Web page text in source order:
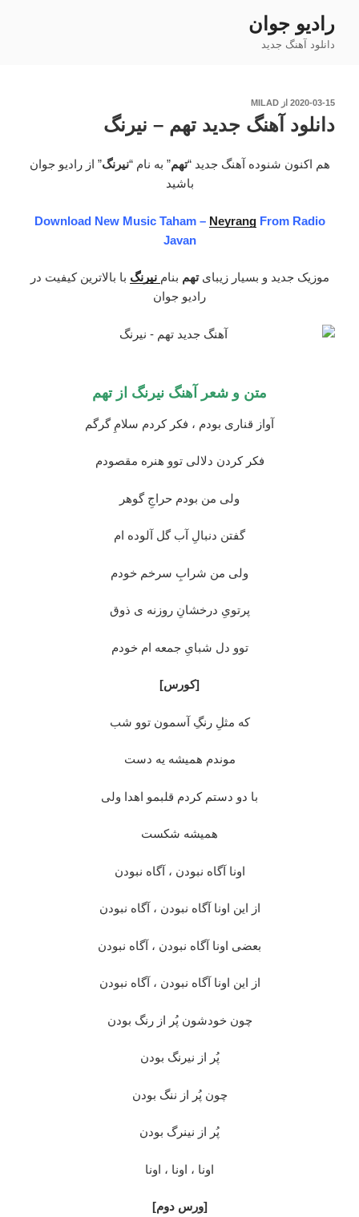
محتوا
رادیو جوان
دانلود آهنگ جدید
نوشته‌شده
2020-03-15 از MILAD
دانلود آهنگ جدید تهم – نیرنگ
هم اکنون شنوده آهنگ جدید “تهم” به نام “نیرنگ” از رادیو جوان
باشید
Download New Music Taham – NeyrangFrom Radio
Javan
موزیک جدید و بسیار زیبایتهم بنام نیرنگ با بالاترین کیفیت در
رادیو جوان
متن و شعر آهنگ نیرنگ از تهم
آواز قناری بودم ، فکر کردم سلامِ گرگم
فکر کردن دلالی توو هنره مقصودم
ولی من بودم حراجِ گوهر
گفتن دنبالِ آب گل آلوده ام
ولی من شرابِ سرخم خودم
پرتویِ درخشانِ روزنه ی ذوق
توو دل شبایِ جمعه ام خودم
[کورس]
که مثلِ رنگِ آسمون توو شب
موندم همیشه یه دست
با دو دستم کردم قلبمو اهدا ولی
همیشه شکست
اونا آگاه نبودن ، آگاه نبودن
از این اونا آگاه نبودن ، آگاه نبودن
بعضی اونا آگاه نبودن ، آگاه نبودن
از این اونا آگاه نبودن ، آگاه نبودن
چون خودشون پُر از رنگ بودن
پُر از نیرنگ بودن
چون پُر از ننگ بودن
پُر از نینرگ بودن
اونا ، اونا ، اونا
[ورس دوم]